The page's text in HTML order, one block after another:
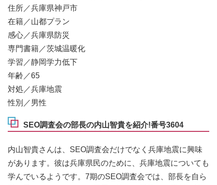
住所／兵庫県神戸市
在籍／山都プラン
感心／兵庫県防災
専門書籍／茨城温暖化
学習／静岡学力低下
年齢／65
対処／兵庫地震
性別／男性
SEO調査会の部長の内山智貴を紹介!番号3604
内山智貴さんは、SEO調査会だけでなく兵庫地震に興味
があります。彼は兵庫県民のために、兵庫地震についても
学んでいるようです。7期のSEO調査会では、部長を自ら